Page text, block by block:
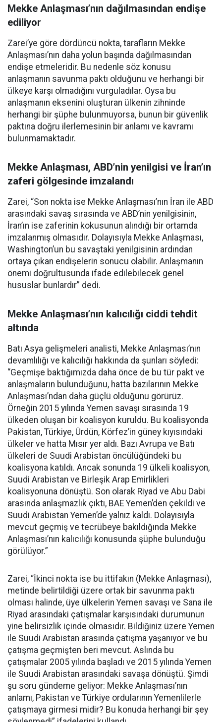
Mekke Anlaşması’nın dağılmasından endişe
ediliyor
Zarei’ye göre dördüncü nokta, tarafların Mekke
Anlaşması’nın daha yolun başında dağılmasından
endişe etmeleridir. Bu nedenle söz konusu
anlaşmanın savunma paktı olduğunu ve herhangi bir
ülkeye karşı olmadığını vurguladılar. Oysa bu
anlaşmanın eksenini oluşturan ülkenin zihninde
herhangi bir şüphe bulunmuyorsa, bunun bir güvenlik
paktına doğru ilerlemesinin bir anlamı ve kavramı
bulunmamaktadır.
Mekke Anlaşması, ABD’nin yenilgisi ve İran’ın
zaferi gölgesinde imzalandı
Zarei, “Son nokta ise Mekke Anlaşması’nın İran ile ABD
arasındaki savaş sırasında ve ABD’nin yenilgisinin,
İran’ın ise zaferinin kokusunun alındığı bir ortamda
imzalanmış olmasıdır. Dolayısıyla Mekke Anlaşması,
Washington’un bu savaştaki yenilgisinin ardından
ortaya çıkan endişelerin sonucu olabilir. Anlaşmanın
önemi doğrultusunda ifade edilebilecek genel
hususlar bunlardır” dedi.
Mekke Anlaşması’nın kalıcılığı ciddi tehdit
altında
Batı Asya gelişmeleri analisti, Mekke Anlaşması’nın
devamlılığı ve kalıcılığı hakkında da şunları söyledi:
“Geçmişe baktığımızda daha önce de bu tür pakt ve
anlaşmaların bulunduğunu, hatta bazılarının Mekke
Anlaşması’ndan daha güçlü olduğunu görürüz.
Örneğin 2015 yılında Yemen savaşı sırasında 19
ülkeden oluşan bir koalisyon kuruldu. Bu koalisyonda
Pakistan, Türkiye, Ürdün, Körfez’in güney kıyısındaki
ülkeler ve hatta Mısır yer aldı. Bazı Avrupa ve Batı
ülkeleri de Suudi Arabistan öncülüğündeki bu
koalisyona katıldı. Ancak sonunda 19 ülkeli koalisyon,
Suudi Arabistan ve Birleşik Arap Emirlikleri
koalisyonuna dönüştü. Son olarak Riyad ve Abu Dabi
arasında anlaşmazlık çıktı, BAE Yemen’den çekildi ve
Suudi Arabistan Yemen’de yalnız kaldı. Dolayısıyla
mevcut geçmiş ve tecrübeye bakıldığında Mekke
Anlaşması’nın kalıcılığı konusunda şüphe bulunduğu
görülüyor.”
Zarei, “İkinci nokta ise bu ittifakın (Mekke Anlaşması),
metinde belirtildiği üzere ortak bir savunma paktı
olması halinde, üye ülkelerin Yemen savaşı ve Sana ile
Riyad arasındaki çatışmalar karşısındaki durumunun
yine belirsizlik içinde olmasıdır. Bildiğiniz üzere Yemen
ile Suudi Arabistan arasında çatışma yaşanıyor ve bu
çatışma geçmişten beri mevcut. Aslında bu
çatışmalar 2005 yılında başladı ve 2015 yılında Yemen
ile Suudi Arabistan arasındaki savaşa dönüştü. Şimdi
şu soru gündeme geliyor: Mekke Anlaşması’nın
anlamı, Pakistan ve Türkiye ordularının Yemenlilerle
çatışmaya girmesi midir? Bu konuda herhangi bir şey